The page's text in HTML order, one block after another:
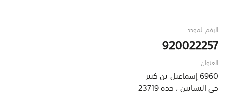
الرقم الموحد
920022257
العنوان
6960 إسماعيل بن كثير
حي البساتين ، جدة 23719